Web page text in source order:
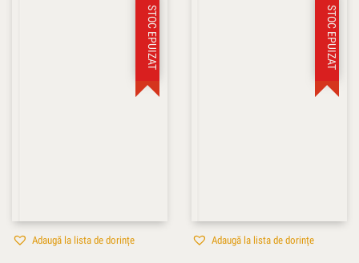
STOC EPUIZAT
Adaugă la lista de dorințe
STOC EPUIZAT
Adaugă la lista de dorințe